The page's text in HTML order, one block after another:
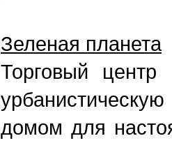
Зеленая планета
Торговый
домом для